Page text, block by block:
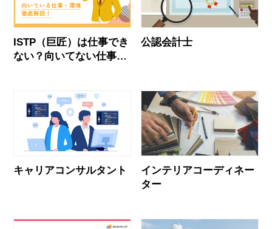
ISTP（巨匠）は仕事でき
ない？向いてない仕事と
公認会計士
キャリアコンサルタント
インテリアコーディネー
ター